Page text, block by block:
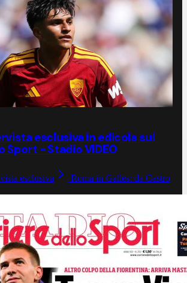
esclusiva in edicola sul
Sport - Stadio VIDEO
esclusiva
Roma in Galles: da Castro